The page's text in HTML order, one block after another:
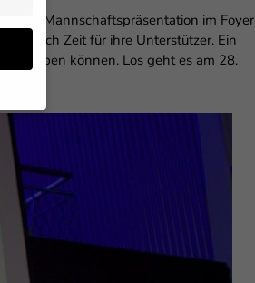
der Mannschaftspräsentation im Foyer
sich Zeit für ihre Unterstützer. Ein
können. Los geht es am 28.
von